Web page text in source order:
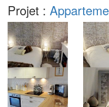
Projet :